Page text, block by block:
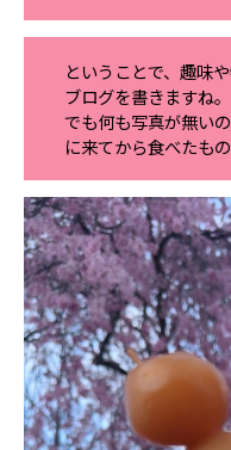
ということで、趣味
ブログを書きますね。
でも何も写真が無い
に来てから食べたも